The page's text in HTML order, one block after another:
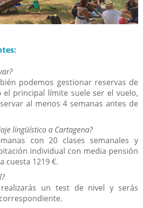
podemos gestionar reservas de
el principal límite suele ser el vuelo,
al menos 4 semanas antes de
lingüístico a Cartagena?
con 20 clases semanales y
individual con media pensión
cuesta 1219 €.
un test de nivel y serás